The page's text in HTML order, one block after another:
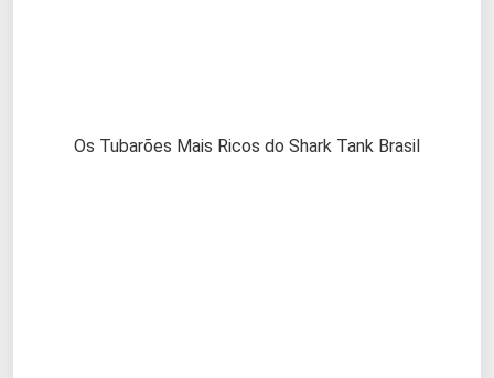
Os Tubarões Mais Ricos do Shark Tank Brasil